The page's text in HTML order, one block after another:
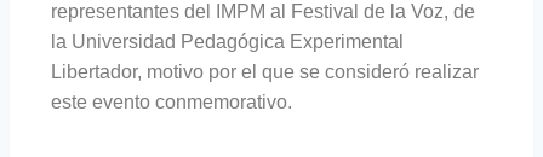
representantes del IMPM al Festival de la Voz, de
la Universidad Pedagógica Experimental
Libertador, motivo por el que se consideró realizar
este evento conmemorativo.